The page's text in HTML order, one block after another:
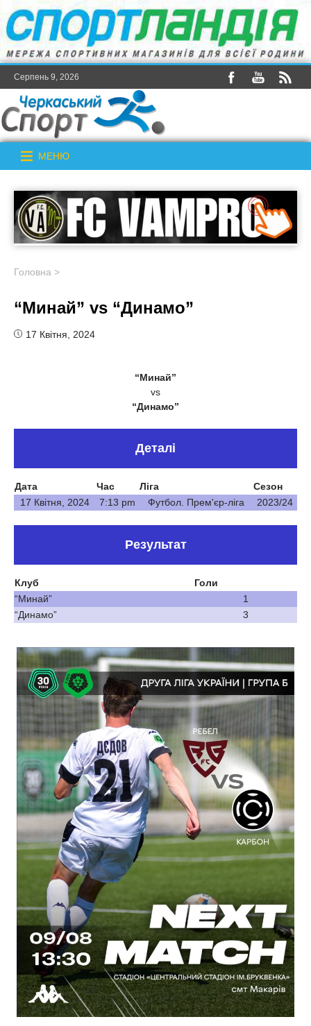
Серпень 9, 2026
МЕНЮ
Головна >
“Минай” vs “Динамо”
17 Квітня, 2024
“Минай”
vs
“Динамо”
Деталі
Дата Час Ліга
Сезон
17 Квітня, 2024
7:13 pm Футбол. Прем'єр-ліга 2023/24
Результат
Клуб
Голи
“Минай”
1
“Динамо”
3